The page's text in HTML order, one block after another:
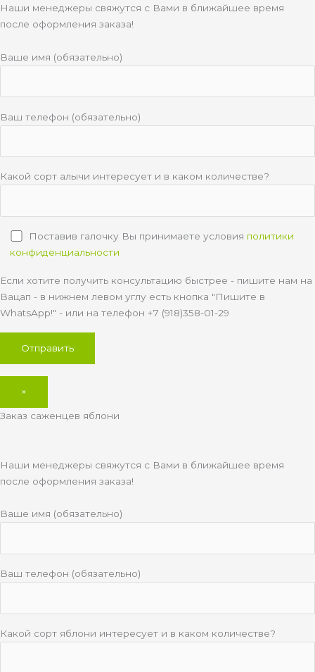
Наши менеджеры свяжутся с Вами в ближайшее время
после оформления заказа!
Ваше имя (обязательно)
Ваш телефон (обязательно)
Какой сорт алычи интересует и в каком количестве?
Поставив галочку Вы принимаете условия политики
конфиденциальности
Если хотите получить консультацию быстрее - пишите нам на
Вацап - в нижнем левом углу есть кнопка "Пишите в
WhatsApp!" - или на телефон +7 (918)358-01-29
×
Заказ саженцев яблони
Наши менеджеры свяжутся с Вами в ближайшее время
после оформления заказа!
Ваше имя (обязательно)
Ваш телефон (обязательно)
Какой сорт яблони интересует и в каком количестве?